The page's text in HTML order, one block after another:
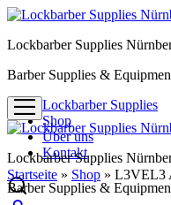
Lockbarber Supplies
Barber Supplies &
Lockbarber Supplies
Shop
Über uns
Kontakt
Lockbarber Supplies
Barber Supplies &
Startseite » Shop » L3VEL3
Sale